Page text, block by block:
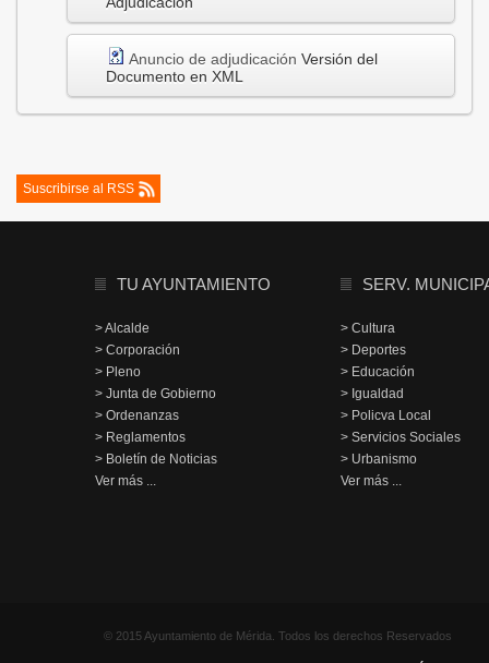
Anuncio de adjudicación Versión del
Documento en XML
Suscribirse al RSS
TU AYUNTAMIENTO
> Alcalde
> Corporación
> Pleno
> Junta de Gobierno
> Ordenanzas
> Reglamentos
> Boletín de Noticias
Ver más ...
SERV.
> Cultura
> Deportes
> Educación
> Igualdad
> Policva Local
> Servicios Sociales
> Urbanismo
Ver más ...
© 2015 Ayuntamiento de Mérida. Todos los derechos Reservados